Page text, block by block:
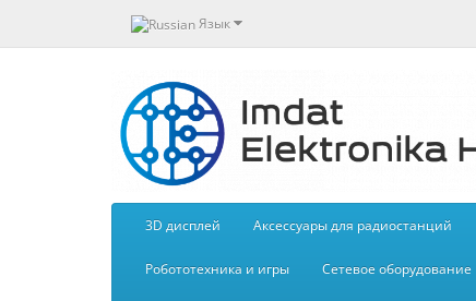
Язык
3D дисплей Aксессуары для радиостанций
Робототехника и игры Сетевое оборудование